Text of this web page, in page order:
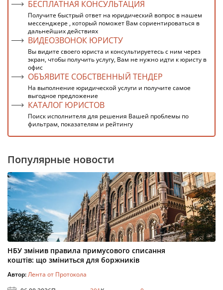
БЕСПЛАТНАЯ КОНСУЛЬТАЦИЯ
Получите быстрый ответ на юридический вопрос в нашем
мессенджере , который поможет Вам сориентироваться в
дальнейших действиях
ВИДЕОЗВОНОК ЮРИСТУ
Вы видите своего юриста и консультируетесь с ним через
экран, чтобы получить услугу, Вам не нужно идти к юристу в
офис
ОБЪЯВИТЕ СОБСТВЕННЫЙ ТЕНДЕР
На выполнение юридической услуги и получите самое
выгодное предложение
КАТАЛОГ ЮРИСТОВ
Поиск исполнителя для решения Вашей проблемы по
фильтрам, показателям и рейтингу
Популярные новости
НБУ змінив правила примусового списання
коштів: що зміниться для боржників
Автор:Лента от Протокола